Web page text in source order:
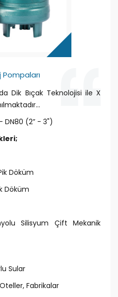
Pompaları
Dik Bıçak Teknolojisi ile X
DN80 (2” - 3")
Döküm
Döküm
Silisyum Çift Mekanik
Sular
Fabrikalar